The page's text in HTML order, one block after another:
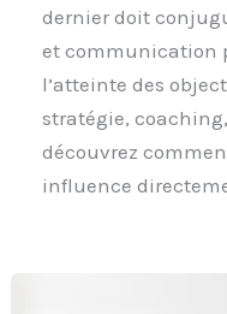
dernier doit
et communication
l’atteinte des
stratégie,
découvrez
influence